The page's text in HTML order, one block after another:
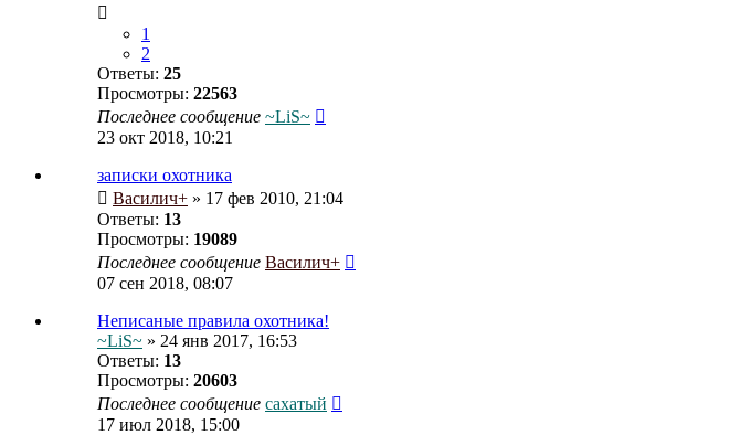
1
2
Ответы: 25
Просмотры: 22563
Последнее сообщение ~LiS~
23 окт 2018, 10:21
записки охотника
Василич+ » 17 фев 2010, 21:04
Ответы: 13
Просмотры: 19089
Последнее сообщение Василич+
07 сен 2018, 08:07
Неписаные правила охотника!
~LiS~ » 24 янв 2017, 16:53
Ответы: 13
Просмотры: 20603
Последнее сообщение сахатый
17 июл 2018, 15:00